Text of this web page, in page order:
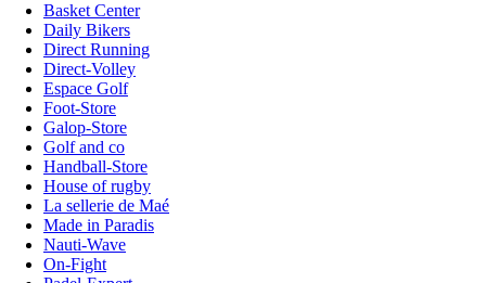
Basket Center
Daily Bikers
Direct Running
Direct-Volley
Espace Golf
Foot-Store
Galop-Store
Golf and co
Handball-Store
House of rugby
La sellerie de Maé
Made in Paradis
Nauti-Wave
On-Fight